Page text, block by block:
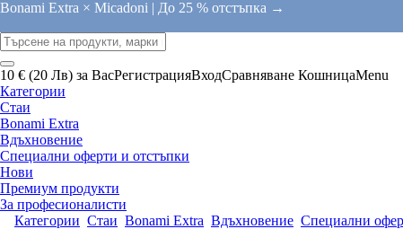
Bonami Extra × Micadoni | До 25 % отстъпка →
10 € (20 Лв) за ВасРегистрацияВходСравняване КошницаMenu
Категории
Стаи
Bonami Extra
Вдъхновение
Специални оферти и отстъпки
Нови
Премиум продукти
За професионалисти
Категории Стаи Bonami Extra Вдъхновение Специални